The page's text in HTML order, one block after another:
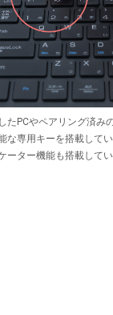
たPCやペアリング済み
な専用キーを搭載して
ーター機能も搭載してい